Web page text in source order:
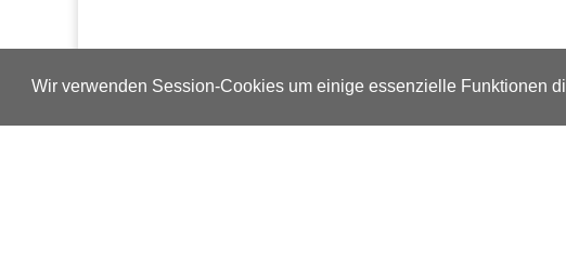
Wir verwenden Session-Cookies um einige essenzielle Funktionen